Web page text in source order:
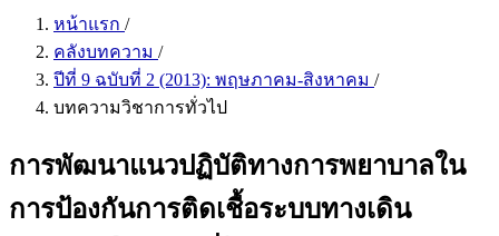
หน้าแรก /
คลังบทความ /
ปีที่ 9 ฉบับที่ 2 (2013): พฤษภาคม-สิงหาคม /
บทความวิชาการทั่วไป
การพัฒนาแนวปฏิบัติทางการพยาบาลใน
การป้องกันการติดเชื้อระบบทางเดิน